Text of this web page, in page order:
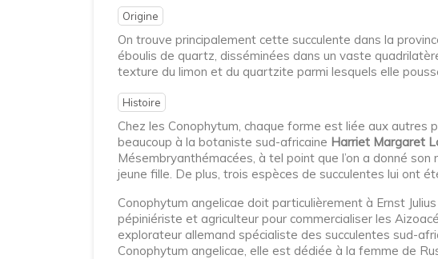
Origine
On trouve principalement cette succulente dans la
éboulis de quartz, disséminées dans un vaste
texture du limon et du quartzite parmi lesquels elle
Histoire
Chez les Conophytum, chaque forme est liée aux
beaucoup à la botaniste sud-africaine Harriet Margaret
Mésembryanthémacées, à tel point que l’on a donné
jeune fille. De plus, trois espèces de succulentes lui ont
Conophytum angelicae doit particulièrement à Ernst
pépiniériste et agriculteur pour commercialiser les
explorateur allemand spécialiste des succulentes sud-
Conophytum angelicae, elle est dédiée à la femme de